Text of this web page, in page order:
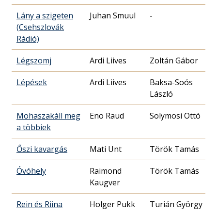
Lány a szigeten
(Csehszlovák
Rádió)
Juhan Smuul -
Légszomj Ardi Liives Zoltán Gábor
Lépések Ardi Liives
Baksa-Soós
László
Mohaszakáll meg
a többiek
Eno Raud Solymosi Ottó
Őszi kavargás Mati Unt Török Tamás
Óvóhely
Raimond
Kaugver
Török Tamás
Rein és Riina Holger Pukk Turián György